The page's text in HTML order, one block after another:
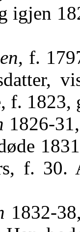
igjen
, f.
f.
1826-
f.
1832-